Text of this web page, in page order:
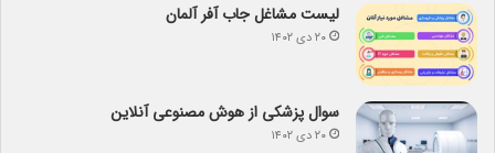
لیست مشاغل جاب آفر آلمان
۲۰ دی ۱۴۰۲
سوال پزشکی از هوش مصنوعی آنلاین
۲۰ دی ۱۴۰۲